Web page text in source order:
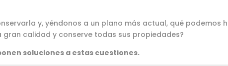
y, yéndonos a un plano más actual, qué podemos
calidad y conserve todas sus propiedades?
soluciones a estas cuestiones.